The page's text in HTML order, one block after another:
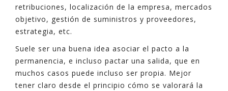
retribuciones, localización de la empresa, mercados
objetivo, gestión de suministros y proveedores,
estrategia, etc.
Suele ser una buena idea asociar el pacto a la
permanencia, e incluso pactar una salida, que en
muchos casos puede incluso ser propia. Mejor
tener claro desde el principio cómo se valorará la